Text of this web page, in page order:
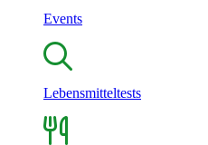
Events
Lebensmitteltests